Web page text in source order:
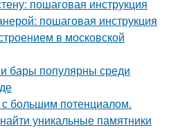
пошаговая инструкция
пошаговая инструкция
в московской
бары популярны среди
большим потенциалом.
уникальные памятники